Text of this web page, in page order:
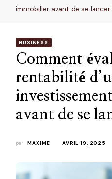
immobilier avant de se lancer
BUSINESS
Comment
rentabilité
avant de se
par MAXIME AVRIL 19, 2025